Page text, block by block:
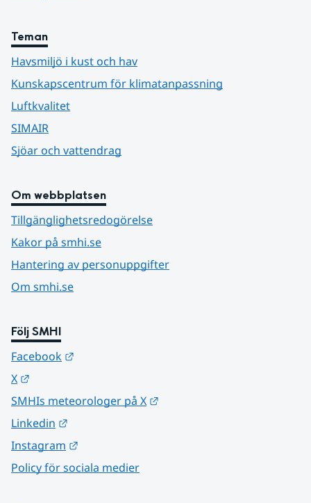
Teman
Havsmiljö i kust och hav
Kunskapscentrum för klimatanpassning
Luftkvalitet
SIMAIR
Sjöar och vattendrag
Om webbplatsen
Tillgänglighetsredogörelse
Kakor på smhi.se
Hantering av personuppgifter
Om smhi.se
Följ SMHI
Facebook
X
SMHIs meteorologer på X
Linkedin
Instagram
Policy för sociala medier